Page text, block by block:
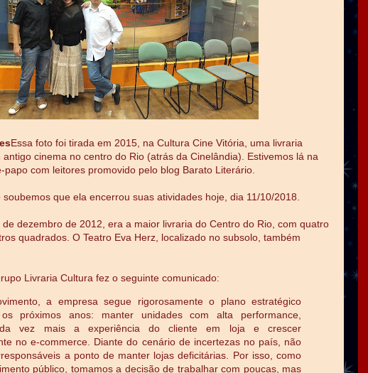
Essa foto foi tirada em 2015, na Cultura Cine Vitória, uma livraria
cinema no centro do Rio (atrás da Cinelândia). Estivemos lá na
com leitores promovido pelo blog Barato Literário.
que ela encerrou suas atividades hoje, dia 11/10/2018.
dezembro de 2012, era a maior livraria do Centro do Rio, com quatro
quadrados. O Teatro Eva Herz, localizado no subsolo, também
Livraria Cultura fez o seguinte comunicado:
a empresa segue rigorosamente o plano estratégico
próximos anos: manter unidades com alta performance,
vez mais a experiência do cliente em loja e crescer
no e-commerce. Diante do cenário de incertezas no país, não
a ponto de manter lojas deficitárias. Por isso, como
público, tomamos a decisão de trabalhar com poucas, mas